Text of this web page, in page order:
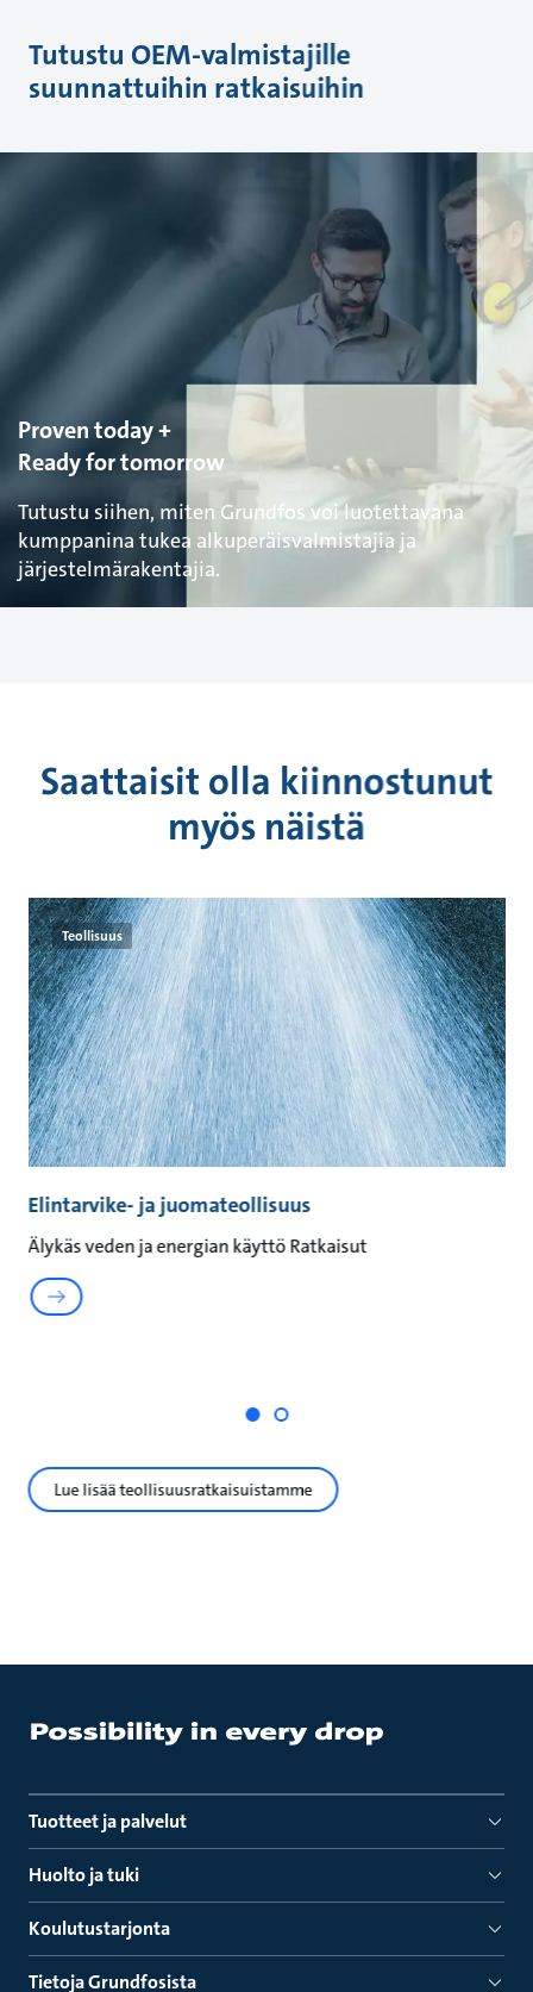
Tutustu OEM-valmistajille
suunnattuihin ratkaisuihin
Proven today +
Ready for tomorrow
Tutustu siihen, miten Grundfos voi luotettavana
kumppanina tukea alkuperäisvalmistajia ja
järjestelmärakentajia.
Saattaisit olla kiinnostunut
myös näistä
Teollisuus
Elintarvike‑ ja juomateollisuus
Älykäs veden ja energian käyttö Ratkaisut
Lue lisää teollisuusratkaisuistamme
Tuotteet ja palvelut
Huolto ja tuki
Koulutustarjonta
Tietoja Grundfosista